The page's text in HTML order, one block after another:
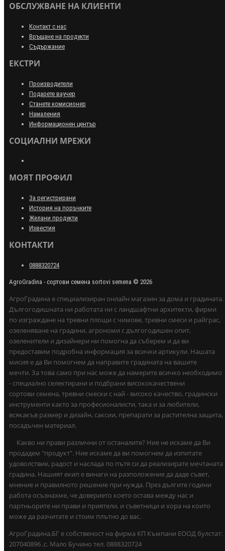
ОБСЛУЖВАНЕ НА КЛИЕНТИ
Контакт с нас
Връщане на продукти
Съдържание
ЕКСТРИ
Производители
Подарете ваучер
Станете комисионер
Намаления
Информационен център
СОЦИАЛНИ МРЕЖИ
МОЯТ ПРОФИЛ
За регистрирани
История на поръчките
Желани продукти
Известия
КОНТАКТИ
0888320724
AgroGradina - сортови семена sortovi semena © 2026
АгроГрадина е специализиран онлайн магазин за дома и градината.
Дългогодишната ни работата ни с ландшафтни архитекти, фирми
по изграждане на тревни площи с чимове, тревни смеси и райграс,
озеленяване на градини, агрономи с дългогодишен опит,
озеленители и дизайнери ни помогна да съберем и да ви
предоставим подробна информация за всички артикули. Нашата
мисия е да Ви помогнем да направите градината на вашите
мечти. За това само при нас може да намерите всичко необходимо
- специално селектирани и подбрани висококачествени
сортови семена, тревни смески с най - високо качество, градински
инструменти както за професионалисти, така и за любители,
всякакъв размер и дизайн, саксии, препарати за растителна защита,
посадъчен материал.
Какво ни прави различни от останалите? Ние не искаме да Ви
продадем "продукт". Ние искаме да ви помогнем да изпитате
удоволствие, радост и наслада по пътя си да реализирате мечтаната
градина. Нашият екип е винаги на разположение да даде съвет,
мнение и правилното решение при нужда. През дългите години
работа осъзнахме, че доверието което остава между нас и
партньорите ни прави и приятели, и съветници и хора на които
може да разчитате и стоим плътно до вас.
АгроГрадина.БГ е собственост на фирма КП Къмпани ЕООД булстат:
207040896 ,с. Мало Бучино тел. 0888320724